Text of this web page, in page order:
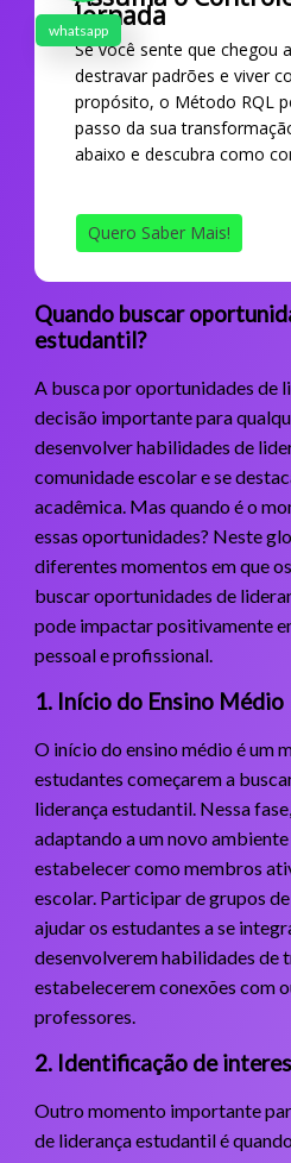
Jornada
Se você sente que chegou
destravar padrões e viver
propósito, o Método RQL
passo da sua
abaixo e descubra como
Quero Saber Mais!
Quando buscar
estudantil?
A busca por oportunidades de
decisão importante para
desenvolver habilidades de
comunidade escolar e se
acadêmica. Mas quando é o
essas oportunidades? Neste
diferentes momentos em que
buscar oportunidades de
pode impactar positivamente
pessoal e profissional.
1. Início do Ensino Médio
O início do ensino médio é um
estudantes começarem a
liderança estudantil. Nessa
adaptando a um novo
estabelecer como membros
escolar. Participar de grupos
ajudar os estudantes a se
desenvolverem habilidades de
estabelecerem conexões com
professores.
2. Identificação de
Outro momento importante
de liderança estudantil é
whatsapp